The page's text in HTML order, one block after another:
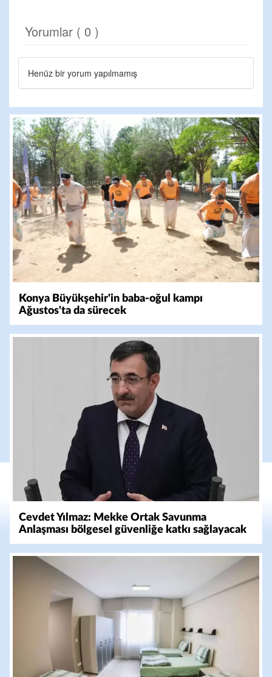
Yorumlar ( 0 )
Henüz bir yorum yapılmamış
Konya Büyükşehir'in baba-oğul kampı
Ağustos'ta da sürecek
Cevdet Yılmaz: Mekke Ortak Savunma
Anlaşması bölgesel güvenliğe katkı sağlayacak